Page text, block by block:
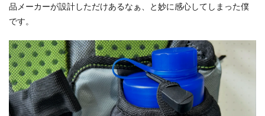
品メーカーが設計しただけあるなぁ、と妙に感心してしまった僕
です。